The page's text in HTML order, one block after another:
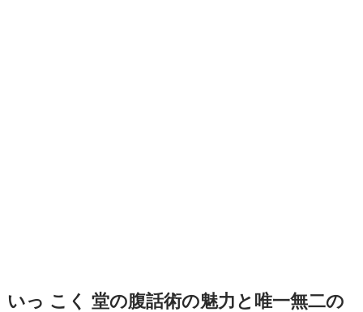
いっ こく 堂の腹話術の魅力と唯一無二の